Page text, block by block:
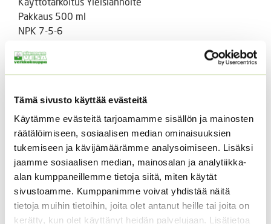
Tämä sivusto käyttää evästeitä
Käytämme evästeitä tarjoamamme sisällön ja mainosten
räätälöimiseen, sosiaalisen median ominaisuuksien
tukemiseen ja kävijämäärämme analysoimiseen. Lisäksi
jaamme sosiaalisen median, mainosalan ja analytiikka-
alan kumppaneillemme tietoja siitä, miten käytät
sivustoamme. Kumppanimme voivat yhdistää näitä
tietoja muihin tietoihin, joita olet antanut heille tai joita on
kerätty, kun olet käyttänyt heidän palvelujaan. Lisätietoa
Pakkaus 500 ml
NPK 7-5-6
Lue aina tuoteseloste, säilytysohjeet ja
Tutustu myös